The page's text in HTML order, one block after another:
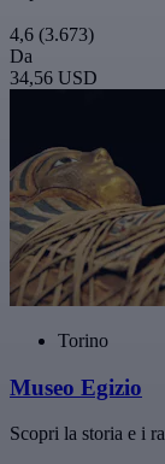
4,6 (3.673)
Da
34,56 USD
Torino
Museo Egizio
Scopri la storia e i